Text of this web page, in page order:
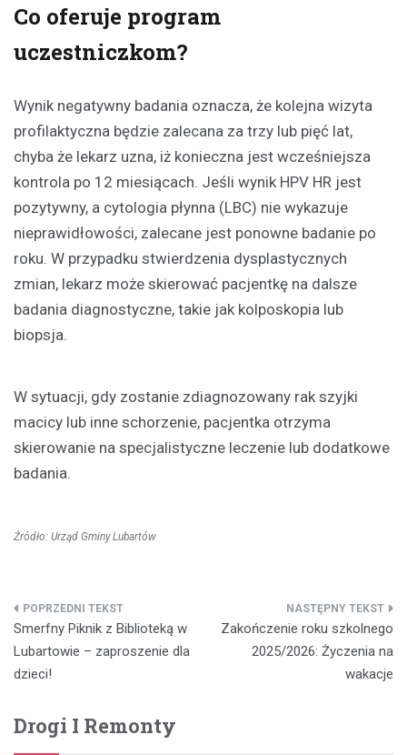
Co oferuje program
uczestniczkom?
Wynik negatywny badania oznacza, że kolejna wizyta
profilaktyczna będzie zalecana za trzy lub pięć lat,
chyba że lekarz uzna, iż konieczna jest wcześniejsza
kontrola po 12 miesiącach. Jeśli wynik HPV HR jest
pozytywny, a cytologia płynna (LBC) nie wykazuje
nieprawidłowości, zalecane jest ponowne badanie po
roku. W przypadku stwierdzenia dysplastycznych
zmian, lekarz może skierować pacjentkę na dalsze
badania diagnostyczne, takie jak kolposkopia lub
biopsja.
W sytuacji, gdy zostanie zdiagnozowany rak szyjki
macicy lub inne schorzenie, pacjentka otrzyma
skierowanie na specjalistyczne leczenie lub dodatkowe
badania.
Źródło: Urząd Gminy Lubartów
Nawigacja
wpisu
Smerfny Piknik z Biblioteką w
Lubartowie – zaproszenie dla
dzieci!
Zakończenie roku szkolnego
2025/2026: Życzenia na
wakacje
Drogi I Remonty